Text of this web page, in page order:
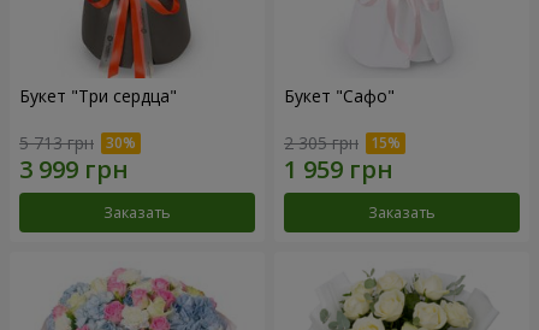
Букет "Три сердца"
5 713 грн
Заказать
Букет "Сафо"
2 305 грн
Заказать